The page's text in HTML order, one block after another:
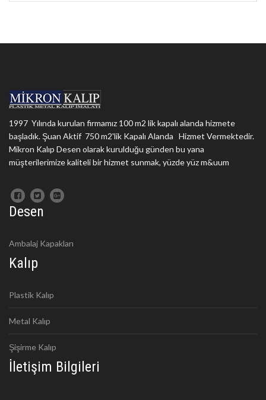
1997 Yılında kurulan firmamız 100 m2 lik kapalı alanda hizmete
başladık. Şuan Aktif 750 m2'lik Kapalı Alanda Hizmet Vermektedir.
Mikron Kalıp Desen olarak kurulduğu günden bu yana
müşterilerimize kaliteli bir hizmet sunmak, yüzde yüz m&uum
Desen
Ambalaj Kapakları
Kalıp
Plastik Kalıp
Metal Kalıp
Şişirme Kalıp
İletişim Bilgileri